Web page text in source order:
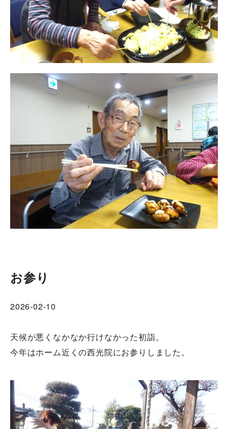
お参り
2026-02-10
天候が悪くなかなか行けなかった初詣。
今年はホーム近くの西光院にお参りしました。